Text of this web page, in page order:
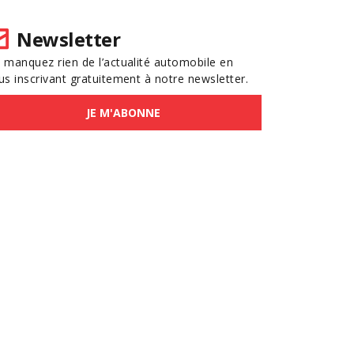
Newsletter
manquez rien de l’actualité automobile en
inscrivant gratuitement à notre newsletter.
JE M'ABONNE